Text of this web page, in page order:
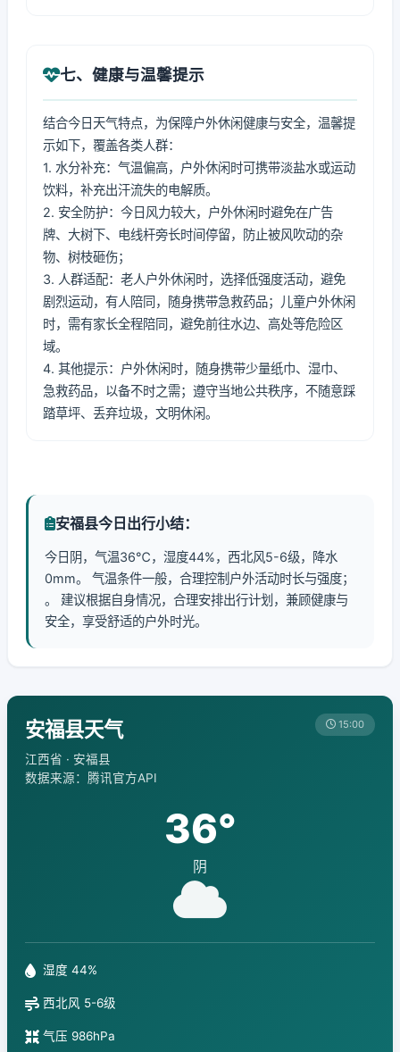
七、健康与温馨提示
结合今日天气特点，为保障户外休闲健康与安全，温馨提
示如下，覆盖各类人群：
1. 水分补充：气温偏高，户外休闲时可携带淡盐水或运动
饮料，补充出汗流失的电解质。
2. 安全防护：今日风力较大，户外休闲时避免在广告
牌、大树下、电线杆旁长时间停留，防止被风吹动的杂
物、树枝砸伤；
3. 人群适配：老人户外休闲时，选择低强度活动，避免
剧烈运动，有人陪同，随身携带急救药品；儿童户外休闲
时，需有家长全程陪同，避免前往水边、高处等危险区
域。
4. 其他提示：户外休闲时，随身携带少量纸巾、湿巾、
急救药品，以备不时之需；遵守当地公共秩序，不随意踩
踏草坪、丢弃垃圾，文明休闲。
安福县今日出行小结：
今日阴，气温36℃，湿度44%，西北风5-6级，降水
0mm。 气温条件一般，合理控制户外活动时长与强度；
。 建议根据自身情况，合理安排出行计划，兼顾健康与
安全，享受舒适的户外时光。
安福县天气
江西省 · 安福县
数据来源：腾讯官方API
15:00
36°
阴
湿度 44%
西北风 5-6级
气压 986hPa